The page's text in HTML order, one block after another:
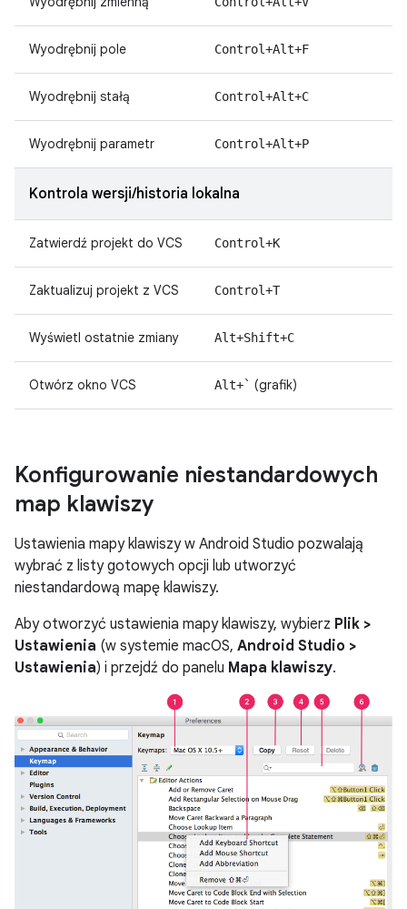
Wyodrębnij pole Control+Alt+F
Wyodrębnij stałą Control+Alt+C
Wyodrębnij parametr Control+Alt+P
Kontrola wersji/historia lokalna
Zatwierdź projekt do VCS Control+K
Zaktualizuj projekt z VCS Control+T
Wyświetl ostatnie zmiany Alt+Shift+C
Otwórz okno VCS Alt+` (grafik)
Konfigurowanie niestandardowych
map klawiszy
Ustawienia mapy klawiszy w Android Studio pozwalają
wybrać z listy gotowych opcji lub utworzyć
niestandardową mapę klawiszy.
Aby otworzyć ustawienia mapy klawiszy, wybierz Plik >
Ustawienia (w systemie macOS, Android Studio >
Ustawienia) i przejdź do panelu Mapa klawiszy.